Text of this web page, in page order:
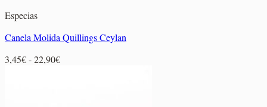
Especias
Canela Molida Quillings Ceylan
3,45€-22,90€Rango